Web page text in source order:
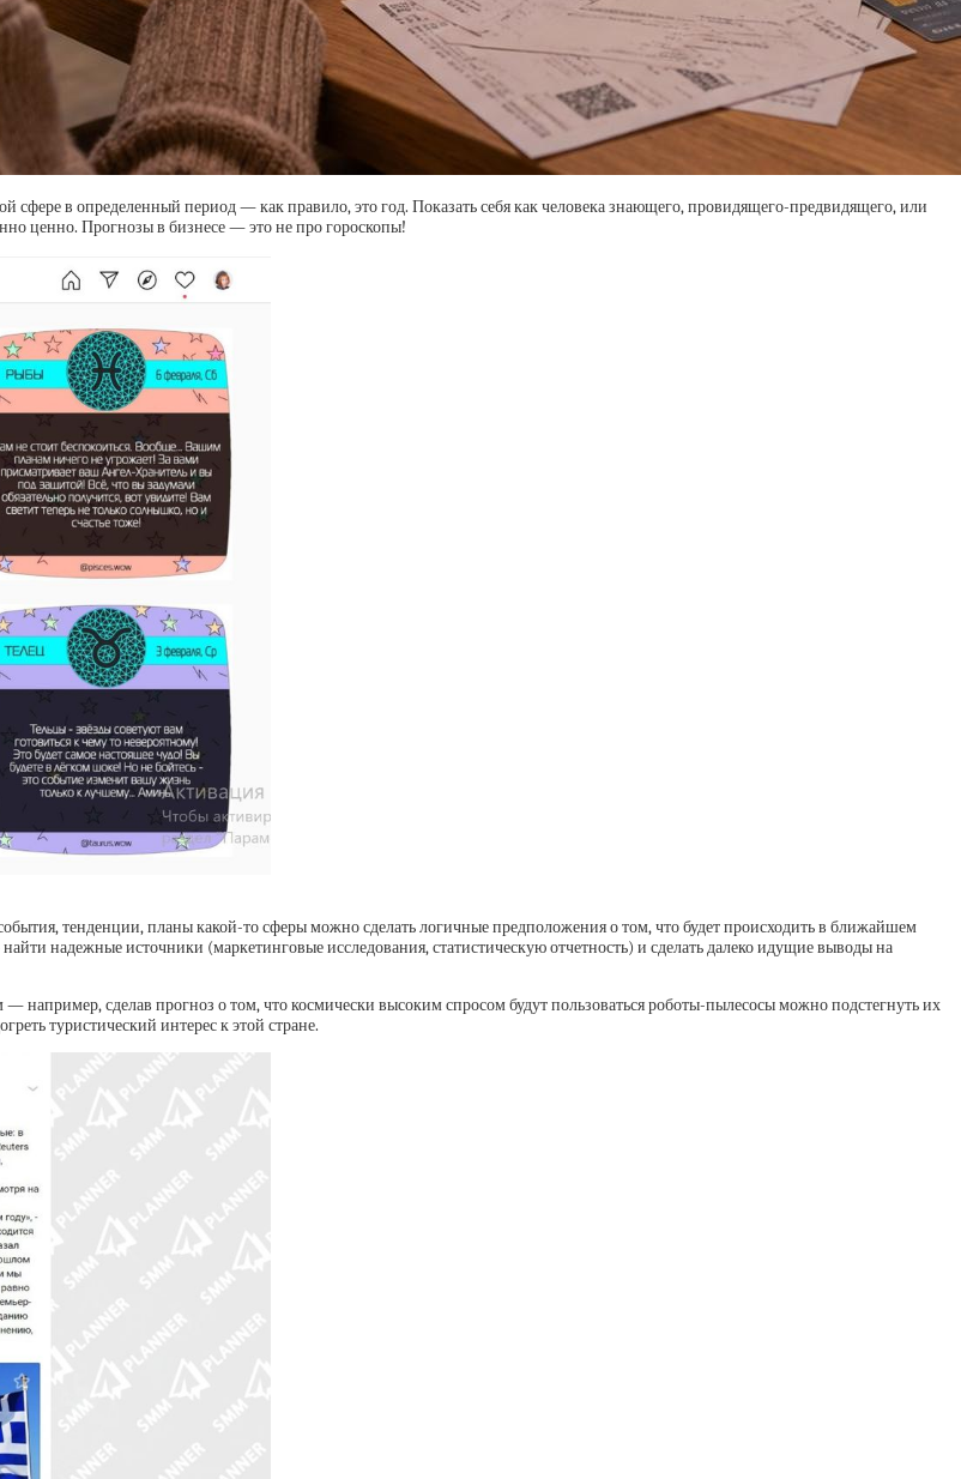
сфере в определенный период — как правило, это год. Показать себя как человека знающего, провидящего-предвидящего, или
ценно. Прогнозы в бизнесе — это не про гороскопы!
тенденции, планы какой-то сферы можно сделать логичные предположения о том, что будет происходить в ближайшем
надежные источники (маркетинговые исследования, статистическую отчетность) и сделать далеко идущие выводы на
сделав прогноз о том, что космически высоким спросом будут пользоваться роботы-пылесосы можно подстегнуть их
туристический интерес к этой стране.